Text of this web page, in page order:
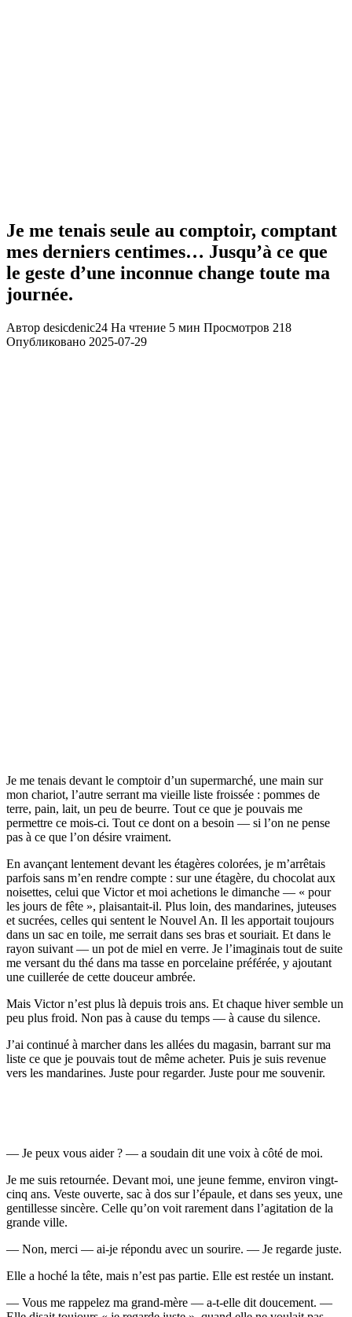
Je me tenais seule au comptoir, comptant
mes derniers centimes… Jusqu’à ce que
le geste d’une inconnue change toute ma
journée.
Автор desicdenic24 На чтение 5 мин Просмотров 218
Опубликовано 2025-07-29
Je me tenais devant le comptoir d’un supermarché, une main sur
mon chariot, l’autre serrant ma vieille liste froissée : pommes de
terre, pain, lait, un peu de beurre. Tout ce que je pouvais me
permettre ce mois-ci. Tout ce dont on a besoin — si l’on ne pense
pas à ce que l’on désire vraiment.
En avançant lentement devant les étagères colorées, je m’arrêtais
parfois sans m’en rendre compte : sur une étagère, du chocolat aux
noisettes, celui que Victor et moi achetions le dimanche — « pour
les jours de fête », plaisantait-il. Plus loin, des mandarines, juteuses
et sucrées, celles qui sentent le Nouvel An. Il les apportait toujours
dans un sac en toile, me serrait dans ses bras et souriait. Et dans le
rayon suivant — un pot de miel en verre. Je l’imaginais tout de suite
me versant du thé dans ma tasse en porcelaine préférée, y ajoutant
une cuillerée de cette douceur ambrée.
Mais Victor n’est plus là depuis trois ans. Et chaque hiver semble un
peu plus froid. Non pas à cause du temps — à cause du silence.
J’ai continué à marcher dans les allées du magasin, barrant sur ma
liste ce que je pouvais tout de même acheter. Puis je suis revenue
vers les mandarines. Juste pour regarder. Juste pour me souvenir.
— Je peux vous aider ? — a soudain dit une voix à côté de moi.
Je me suis retournée. Devant moi, une jeune femme, environ vingt-
cinq ans. Veste ouverte, sac à dos sur l’épaule, et dans ses yeux, une
gentillesse sincère. Celle qu’on voit rarement dans l’agitation de la
grande ville.
— Non, merci — ai-je répondu avec un sourire. — Je regarde juste.
Elle a hoché la tête, mais n’est pas partie. Elle est restée un instant.
— Vous me rappelez ma grand-mère — a-t-elle dit doucement. —